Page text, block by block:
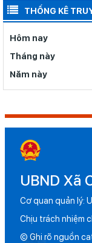
THỐNG KÊ
Hôm nay
Tháng này
Năm này
UBND Xã
Cơ quan quản lý:
Chịu trách nhiệm
© Ghi rõ nguồn